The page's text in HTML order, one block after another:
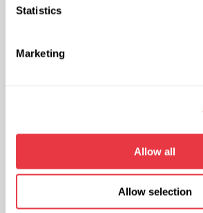
Statistics
Marketing
Allow all
Allow selection
ЧАТ ІЗ НАМИ
вул. М. Грінченка 18, 03039 м.
+38 (057) 728-49-64
ПН-ПТ: 9:00 - 18:00 (UTC +3)
sales@msg.equipment
Варшава,
+48
ПН-ПТ: